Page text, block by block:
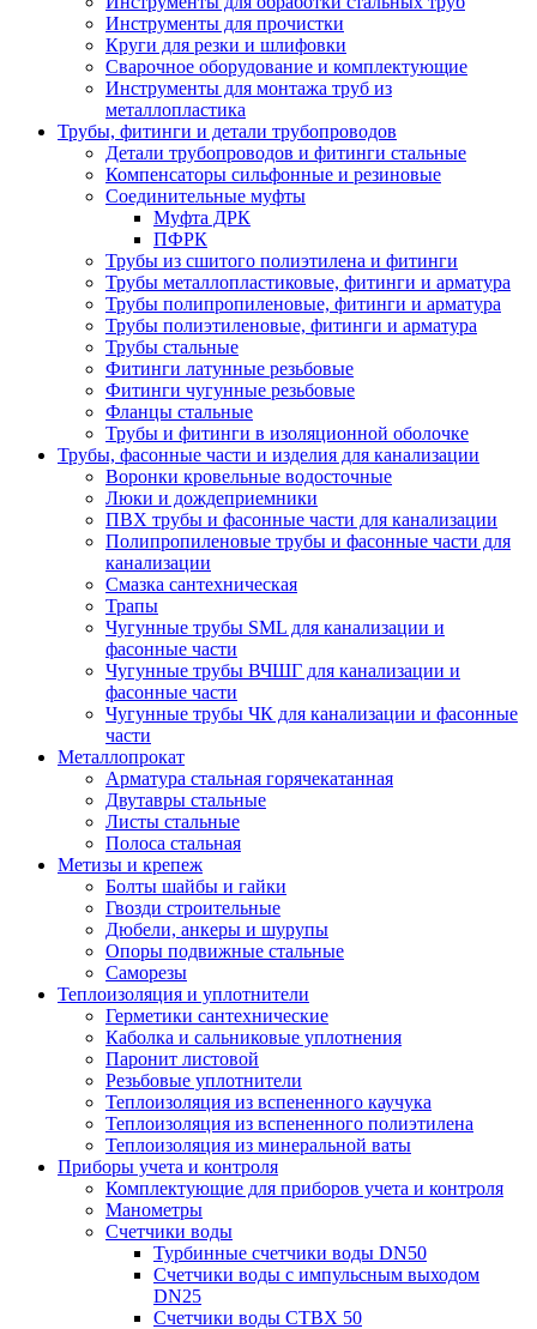
Инструменты для прочистки
Круги для резки и шлифовки
Сварочное оборудование и комплектующие
Инструменты для монтажа труб из
металлопластика
Трубы, фитинги и детали трубопроводов
Детали трубопроводов и фитинги стальные
Компенсаторы сильфонные и резиновые
Соединительные муфты
Муфта ДРК
ПФРК
Трубы из сшитого полиэтилена и фитинги
Трубы металлопластиковые, фитинги и арматура
Трубы полипропиленовые, фитинги и арматура
Трубы полиэтиленовые, фитинги и арматура
Трубы стальные
Фитинги латунные резьбовые
Фитинги чугунные резьбовые
Фланцы стальные
Трубы и фитинги в изоляционной оболочке
Трубы, фасонные части и изделия для канализации
Воронки кровельные водосточные
Люки и дождеприемники
ПВХ трубы и фасонные части для канализации
Полипропиленовые трубы и фасонные части для
канализации
Смазка сантехническая
Трапы
Чугунные трубы SML для канализации и
фасонные части
Чугунные трубы ВЧШГ для канализации и
фасонные части
Чугунные трубы ЧК для канализации и фасонные
части
Металлопрокат
Арматура стальная горячекатанная
Двутавры стальные
Листы стальные
Полоса стальная
Метизы и крепеж
Болты шайбы и гайки
Гвозди строительные
Дюбели, анкеры и шурупы
Опоры подвижные стальные
Саморезы
Теплоизоляция и уплотнители
Герметики сантехнические
Каболка и сальниковые уплотнения
Паронит листовой
Резьбовые уплотнители
Теплоизоляция из вспененного каучука
Теплоизоляция из вспененного полиэтилена
Теплоизоляция из минеральной ваты
Приборы учета и контроля
Комплектующие для приборов учета и контроля
Манометры
Счетчики воды
Турбинные счетчики воды DN50
Счетчики воды с импульсным выходом
DN25
Счетчики воды СТВХ 50